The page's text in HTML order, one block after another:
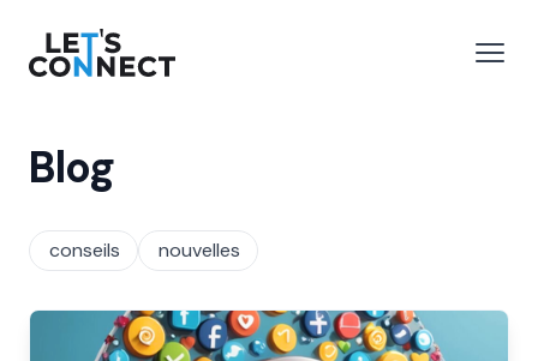
Let's Connect
le menu
Blog
conseils nouvelles